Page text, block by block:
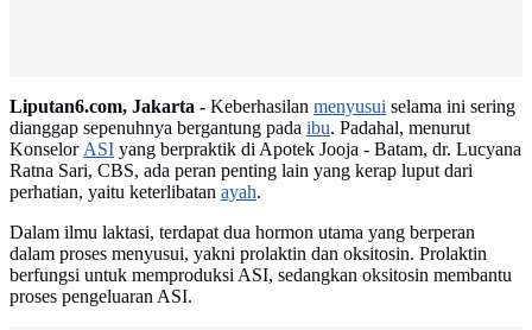
Liputan6.com, Jakarta - Keberhasilan menyusui selama ini sering
dianggap sepenuhnya bergantung pada ibu. Padahal, menurut
KonselorASI yang berpraktik di Apotek Jooja - Batam, dr. Lucyana
Ratna Sari, CBS, ada peran penting lain yang kerap luput dari
perhatian, yaitu keterlibatan ayah.
Dalam ilmu laktasi, terdapat dua hormon utama yang berperan
dalam proses menyusui, yakni prolaktin dan oksitosin. Prolaktin
berfungsi untuk memproduksi ASI, sedangkan oksitosin membantu
proses pengeluaran ASI.